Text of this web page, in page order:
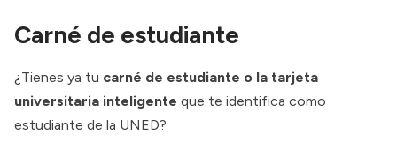
Carné de estudiante
¿Tienes ya tu carné de estudiante o la tarjeta
universitaria inteligente que te identifica como
estudiante de la UNED?